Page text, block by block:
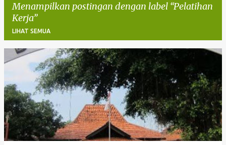
Menampilkan postingan dengan label Pelatihan
Kerja
LIHAT SEMUA
P
o
s
t
n